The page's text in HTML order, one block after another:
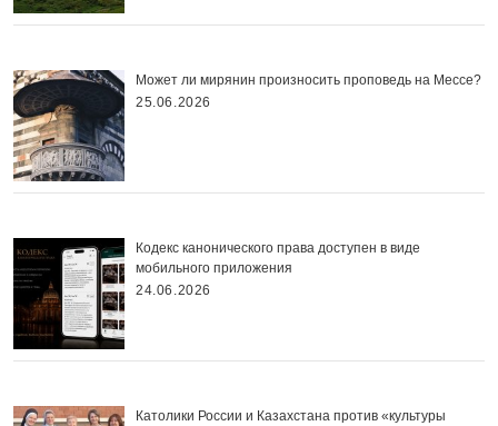
Может ли мирянин произносить проповедь на Мессе?
25.06.2026
Кодекс канонического права доступен в виде
мобильного приложения
24.06.2026
Католики России и Казахстана против «культуры